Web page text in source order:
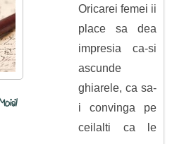
Oricarei femei ii
place sa dea
impresia ca-si
ascunde
ghiarele, ca sa-
i convinga pe
ceilalti ca le